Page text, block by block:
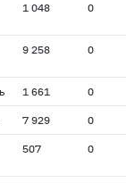
1 048 0
9 258 0
1 661 0
7 929 0
507 0